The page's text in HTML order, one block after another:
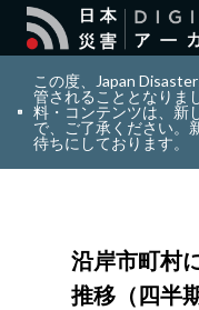
layers
この度、Japan
管されることとなりま
料・コンテンツは、新
で、ご了承ください。
待ちにしております。
沿岸市町村
推移（四半